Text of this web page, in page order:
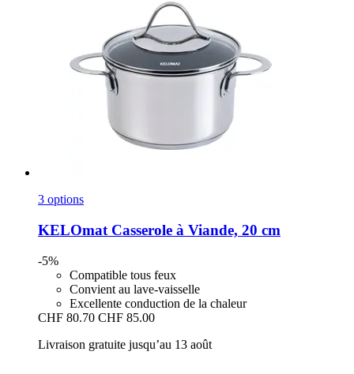
3 options
KELOmat Casserole à Viande, 20 cm
-5%
Compatible tous feux
Convient au lave-vaisselle
Excellente conduction de la chaleur
CHF 80.70 CHF 85.00
Livraison gratuite jusqu’au 13 août